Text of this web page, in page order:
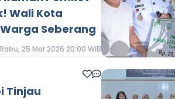
Wali Kota
Seberang
Rabu, 25 Mar 2026 20:00 WIB
Tinjau